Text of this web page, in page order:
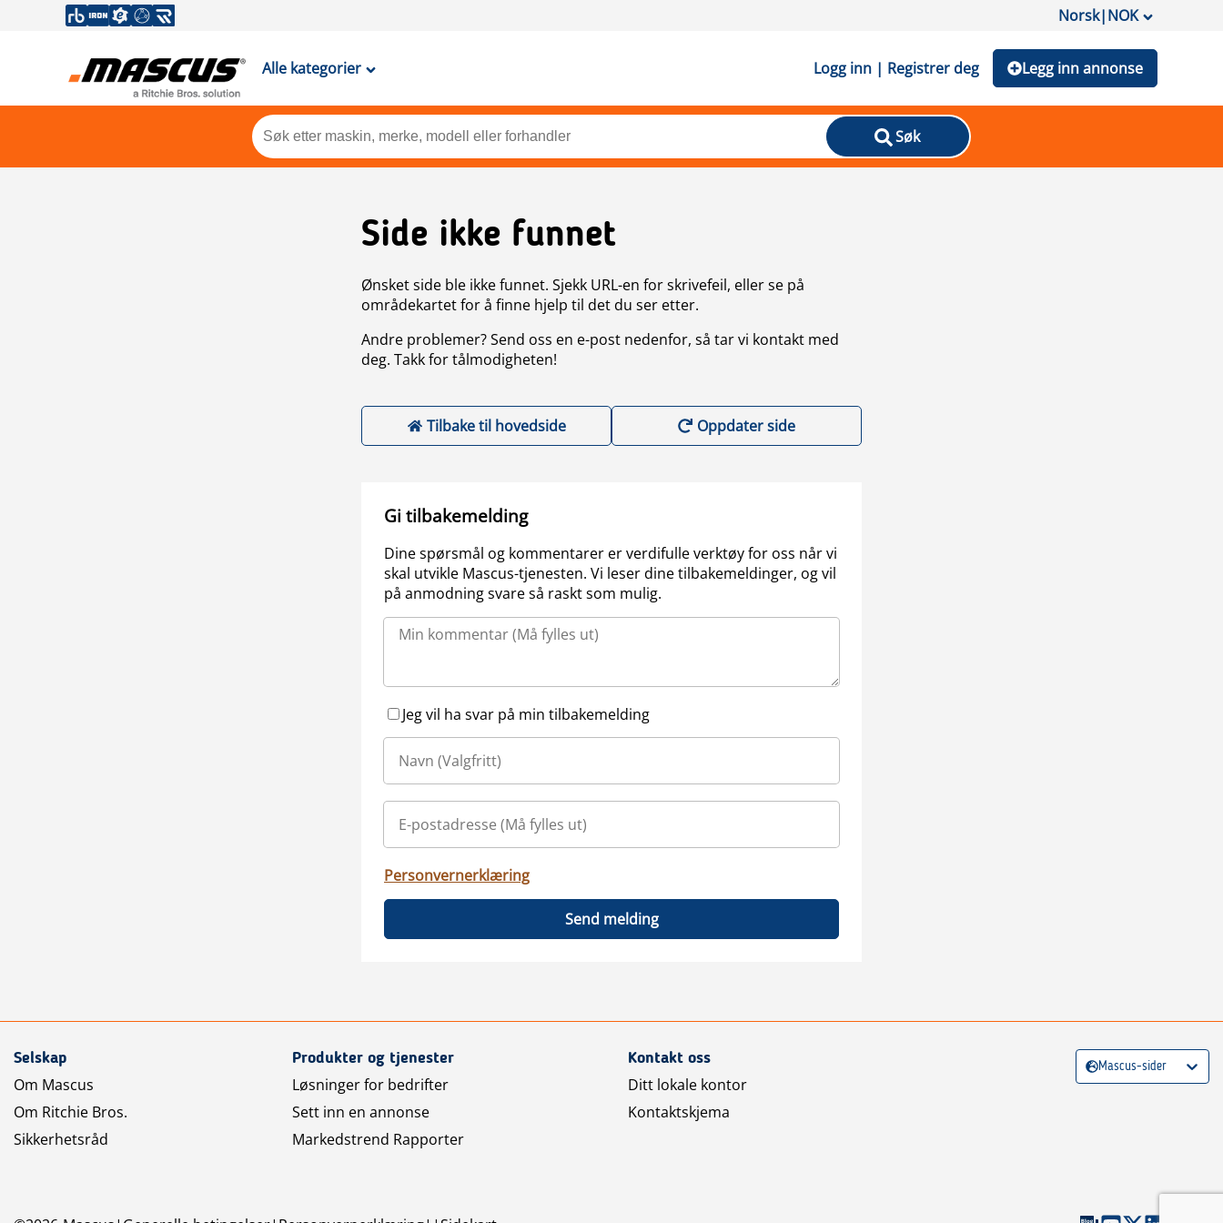
Norsk|NOK
Alle kategorier Logg inn | Registrer deg Legg inn annonse
Søk
Side ikke funnet
Ønsket side ble ikke funnet. Sjekk URL-en for skrivefeil, eller se på
områdekartet for å finne hjelp til det du ser etter.
Andre problemer? Send oss en e-post nedenfor, så tar vi kontakt med
deg. Takk for tålmodigheten!
Tilbake til hovedside Oppdater side
Gi tilbakemelding
Dine spørsmål og kommentarer er verdifulle verktøy for oss når vi
skal utvikle Mascus-tjenesten. Vi leser dine tilbakemeldinger, og vil
på anmodning svare så raskt som mulig.
Jeg vil ha svar på min tilbakemelding
Personvernerklæring
Send melding
Selskap
Om Mascus
Om Ritchie Bros.
Sikkerhetsråd
Produkter og tjenester
Løsninger for bedrifter
Sett inn en annonse
Markedstrend Rapporter
Kontakt oss
Ditt lokale kontor
Kontaktskjema
Mascus-sider